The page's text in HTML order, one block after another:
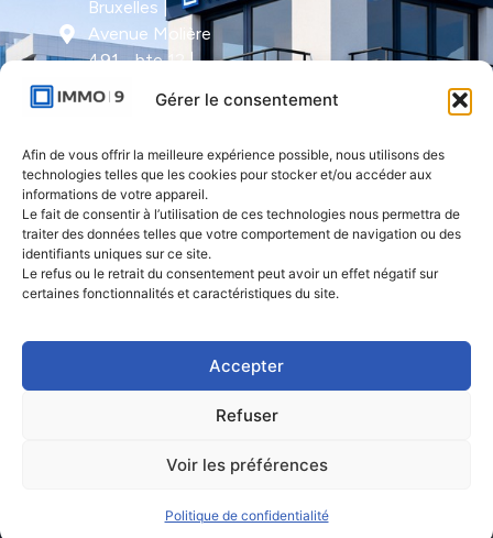
Gérer le consentement
Afin de vous offrir la meilleure expérience possible, nous utilisons des
technologies telles que les cookies pour stocker et/ou accéder aux
informations de votre appareil.
Le fait de consentir à l’utilisation de ces technologies nous permettra de
traiter des données telles que votre comportement de navigation ou des
identifiants uniques sur ce site.
Le refus ou le retrait du consentement peut avoir un effet négatif sur
certaines fonctionnalités et caractéristiques du site.
Accepter
Refuser
Voir les préférences
Politique de confidentialité
Bruxelles |
Avenue Molière
491 - bte 12 |
1050 Ixelles
Rue de l'Armée
Grouchy 1 |
5000 Namur
IMMO-9 Natoye
| Rue des
Politique de confidentialitéMentions légales